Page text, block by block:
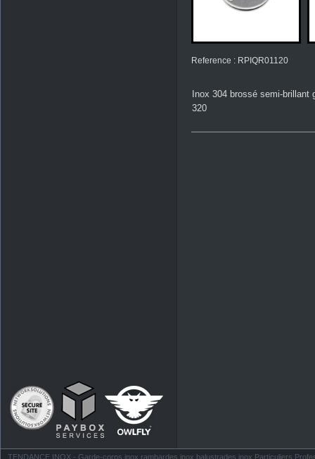
Reference : RPIQR01120
Inox 304 brossé semi-brillant
320
TENDANCE INOX - Garde-corps inox rambardes inox balustrades inox Particuliers